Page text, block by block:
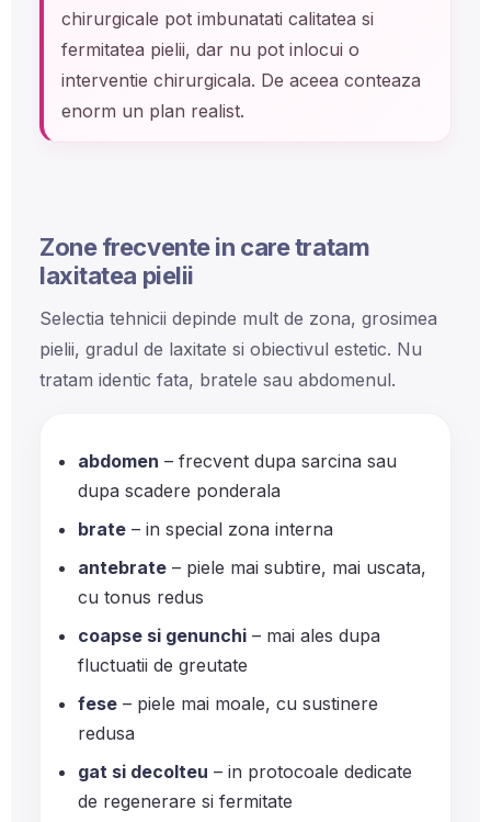
chirurgicale pot imbunatati calitatea si
fermitatea pielii, dar nu pot inlocui o
interventie chirurgicala. De aceea conteaza
enorm un plan realist.
Zone frecvente in care tratam
laxitatea pielii
Selectia tehnicii depinde mult de zona, grosimea
pielii, gradul de laxitate si obiectivul estetic. Nu
tratam identic fata, bratele sau abdomenul.
abdomen – frecvent dupa sarcina sau
dupa scadere ponderala
brate – in special zona interna
antebrate – piele mai subtire, mai uscata,
cu tonus redus
coapse si genunchi – mai ales dupa
fluctuatii de greutate
fese – piele mai moale, cu sustinere
redusa
gat si decolteu – in protocoale dedicate
de regenerare si fermitate